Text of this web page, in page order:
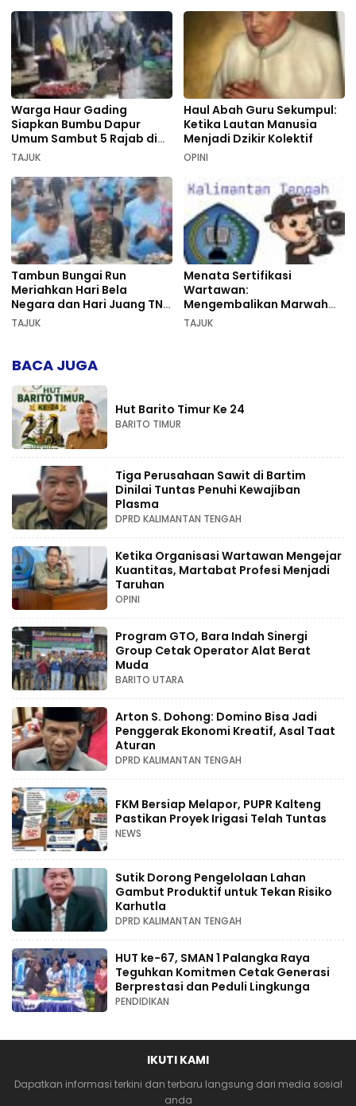
Warga Haur Gading
Siapkan Bumbu Dapur
Umum Sambut 5 Rajab di
Sekumpul
TAJUK
Haul Abah Guru Sekumpul:
Ketika Lautan Manusia
Menjadi Dzikir Kolektif
OPINI
Tambun Bungai Run
Meriahkan Hari Bela
Negara dan Hari Juang TNI
AD di Palangka Raya
TAJUK
Menata Sertifikasi
Wartawan:
Mengembalikan Marwah
Pers dan Keadilan
TAJUK
BACA JUGA
Hut Barito Timur Ke 24
BARITO TIMUR
Tiga Perusahaan Sawit di Bartim
Dinilai Tuntas Penuhi Kewajiban
Plasma
DPRD KALIMANTAN TENGAH
Ketika Organisasi Wartawan Mengejar
Kuantitas, Martabat Profesi Menjadi
Taruhan
OPINI
Program GTO, Bara Indah Sinergi
Group Cetak Operator Alat Berat
Muda
BARITO UTARA
Arton S. Dohong: Domino Bisa Jadi
Penggerak Ekonomi Kreatif, Asal Taat
Aturan
DPRD KALIMANTAN TENGAH
FKM Bersiap Melapor, PUPR Kalteng
Pastikan Proyek Irigasi Telah Tuntas
NEWS
Sutik Dorong Pengelolaan Lahan
Gambut Produktif untuk Tekan Risiko
Karhutla
DPRD KALIMANTAN TENGAH
HUT ke-67, SMAN 1 Palangka Raya
Teguhkan Komitmen Cetak Generasi
Berprestasi dan Peduli Lingkunga
PENDIDIKAN
IKUTI KAMI
Dapatkan informasi terkini dan terbaru langsung dari media sosial
anda